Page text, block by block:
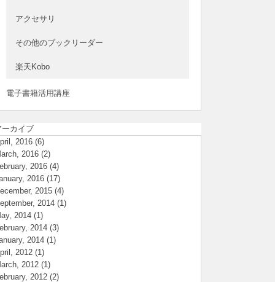
アクセサリ
その他のブックリーダー
楽天Kobo
電子書籍活用講座
ーカイブ
2016 (6)
2016 (2)
2016 (4)
2016 (17)
2015 (4)
2014 (1)
2014 (1)
2014 (3)
2014 (1)
2012 (1)
2012 (1)
2012 (2)